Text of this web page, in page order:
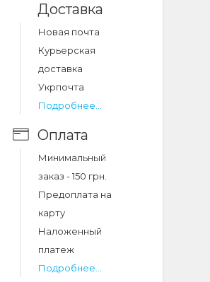
Доставка
Новая почта
Курьерская
доставка
Укрпочта
Подробнее...
Оплата
Минимальный
заказ - 150 грн.
Предоплата на
карту
Наложенный
платеж
Подробнее...